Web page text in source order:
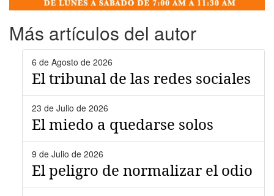
Más artículos del autor
6 de Agosto de 2026
El tribunal de las redes sociales
23 de Julio de 2026
El miedo a quedarse solos
9 de Julio de 2026
El peligro de normalizar el odio